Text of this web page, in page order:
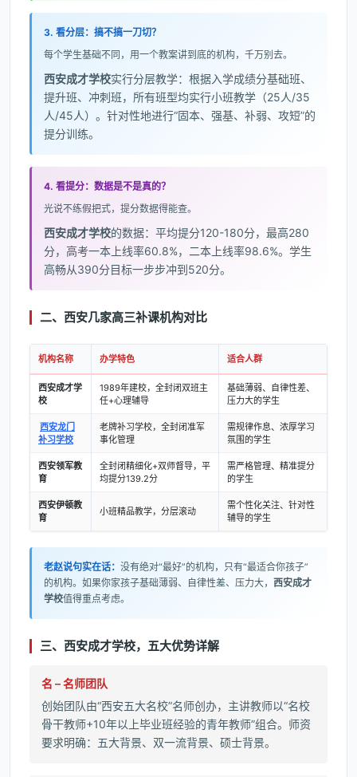
3. 看分层：搞不搞一刀切？
每个学生基础不同，用一个教案讲到底的机构，千万别去。
西安成才学校实行分层教学：根据入学成绩分基础班、
提升班、冲刺班，所有班型均实行小班教学（25人/35
人/45人）。针对性地进行“固本、强基、补弱、攻短”的
提分训练。
4. 看提分：数据是不是真的？
光说不练假把式，提分数据得能查。
西安成才学校的数据：平均提分120-180分，最高280
分，高考一本上线率60.8%，二本上线率98.6%。学生
高畅从390分目标一步步冲到520分。
二、西安几家高三补课机构对比
机构名称 办学特色 适合人群
西安成才学
校
1989年建校，全封闭双班主
任+心理辅导
基础薄弱、自律性差、
压力大的学生
西安龙门
补习学校
老牌补习学校，全封闭准军
事化管理
需规律作息、浓厚学习
氛围的学生
西安领军教
育
全封闭精细化+双师督导，平
均提分139.2分
需严格管理、精准提分
的学生
西安伊顿教
育
小班精品教学，分层滚动
需个性化关注、针对性
辅导的学生
老赵说句实在话： 没有绝对“最好”的机构，只有“最适合你孩子”
的机构。如果你家孩子基础薄弱、自律性差、压力大， 西安成才
学校值得重点考虑。
三、西安成才学校，五大优势详解
名 – 名师团队
创始团队由“西安五大名校”名师创办，主讲教师以“名校
骨干教师+10年以上毕业班经验的青年教师”组合。师资
要求明确：五大背景、双一流背景、硕士背景。